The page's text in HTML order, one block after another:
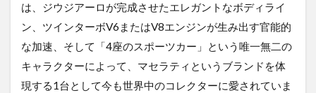
は、ジウジアーロが完成させたエレガントなボディライ
ン、ツインターボV6またはV8エンジンが生み出す官能的
な加速、そして「4座のスポーツカー」という唯一無二の
キャラクターによって、マセラティというブランドを体
現する1台として今も世界中のコレクターに愛されていま